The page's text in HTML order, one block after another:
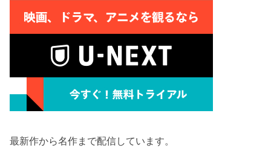
最新作から名作まで配信しています。